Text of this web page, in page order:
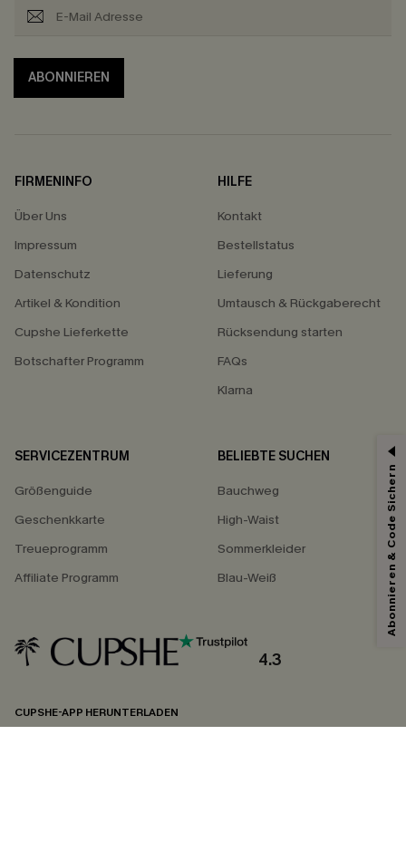
ABONNIEREN
FIRMENINFO
Über Uns
Impressum
Datenschutz
Artikel & Kondition
Cupshe Lieferkette
Botschafter Programm
HILFE
Kontakt
Bestellstatus
Lieferung
Umtausch & Rückgaberecht
Rücksendung starten
FAQs
Klarna
SERVICEZENTRUM
Größenguide
Geschenkkarte
Treueprogramm
Affiliate Programm
BELIEBTE SUCHEN
Bauchweg
High-Waist
Sommerkleider
Blau-Weiß
4.3
CUPSHE-APP HERUNTERLADEN
Abonnieren & Code Sichern